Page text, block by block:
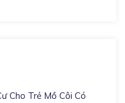
Cho Trẻ Mồ Côi Có